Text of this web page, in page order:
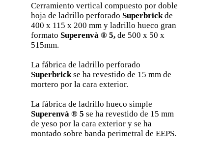
Cerramiento vertical compuesto por doble
hoja de ladrillo perforado Superbrickde
400 x 115 x 200 mm y ladrillo hueco gran
formato Superenvà ® 5,de 500 x 50 x
515mm.
La fábrica de ladrillo perforado
Superbrick se ha revestido de 15 mm de
mortero por la cara exterior.
La fábrica de ladrillo hueco simple
Superenvà ® 5 se ha revestido de 15 mm
de yeso por la cara exterior y se ha
montado sobre banda perimetral de EEPS.